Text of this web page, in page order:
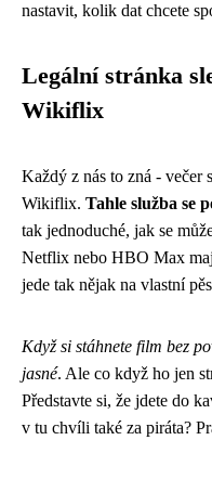
nastavit, kolik dat chcete
Legální stránka
Wikiflix
Každý z nás to zná - večer
Wikiflix. Tahle služba se
tak jednoduché, jak se
Netflix nebo HBO Max
jede tak nějak na vlastní
Když si stáhnete film bez
jasné. Ale co když ho jen
Představte si, že jdete do
v tu chvíli také za piráta?